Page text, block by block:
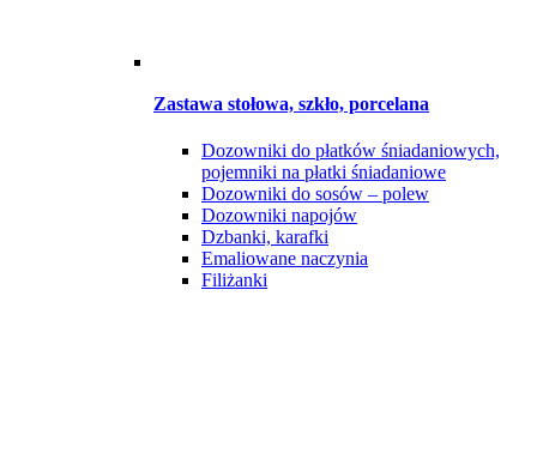
Zastawa stołowa, szkło, porcelana
Dozowniki do płatków śniadaniowych,
pojemniki na płatki śniadaniowe
Dozowniki do sosów – polew
Dozowniki napojów
Dzbanki, karafki
Emaliowane naczynia
Filiżanki